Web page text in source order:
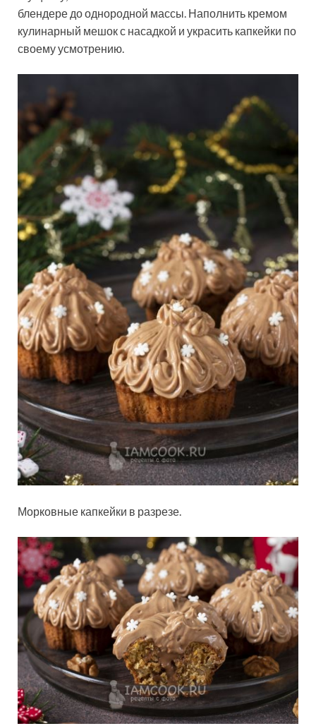
блендере до однородной массы. Наполнить кремом
кулинарный мешок с насадкой и украсить капкейки по
своему усмотрению.
Морковные капкейки в разрезе.